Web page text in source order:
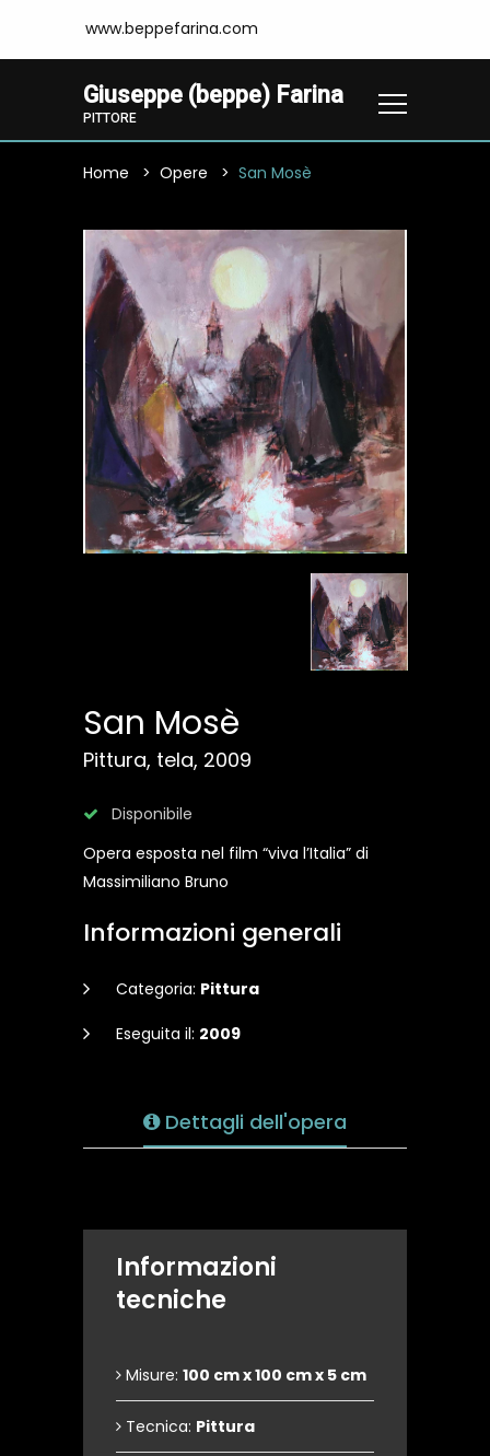
www.beppefarina.com
Giuseppe (beppe) Farina
PITTORE
Home Opere San Mosè
San Mosè
Pittura, tela, 2009
Disponibile
Opera esposta nel film “viva l’Italia” di
Massimiliano Bruno
Informazioni generali
Categoria: Pittura
Eseguita il: 2009
Dettagli dell'opera
Informazioni
tecniche
Misure: 100 cm x 100 cm x 5 cm
Tecnica: Pittura